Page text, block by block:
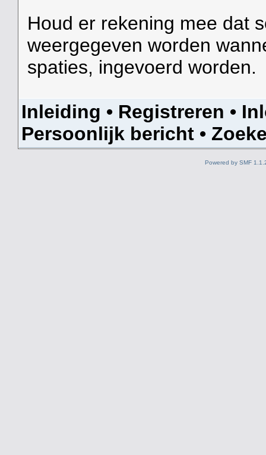
Houd er rekening mee dat
weergegeven worden
spaties, ingevoerd worden.
Inleiding • Registreren •
Persoonlijk bericht •
Powered by SMF